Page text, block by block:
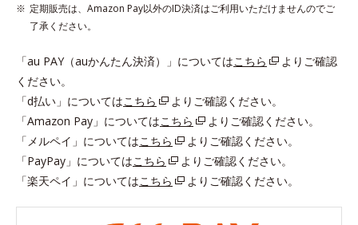
定期販売は、Amazon Pay以外のID決済はご利用いただけませんのでご
了承ください。
「au PAY（auかんたん決済）」についてはこちら
よりご確認
ください。
「d払い」についてはこちら
よりご確認ください。
「Amazon Pay」についてはこちら
よりご確認ください。
「メルペイ」についてはこちら
よりご確認ください。
「PayPay」についてはこちら
よりご確認ください。
「楽天ペイ」についてはこちら よりご確認ください。